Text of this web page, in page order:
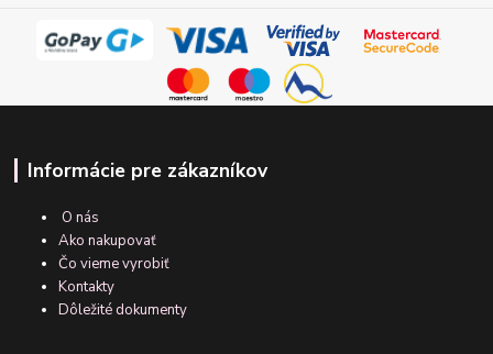
Informácie pre zákazníkov
O nás
Ako nakupovať
Čo vieme vyrobiť
Kontakty
Dôležité dokumenty